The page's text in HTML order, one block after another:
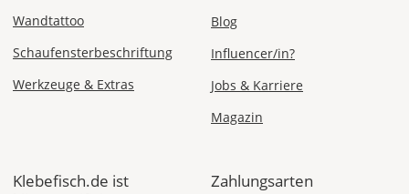
Versandkosten 1,99
Deutschland
Mi., 12.08. -
Wandtattoo
Schaufensterbeschriftung
Werkzeuge & Extras
Blog
Influencer/in?
Jobs & Karriere
Magazin
Klebefisch.de ist
Zahlungsarten